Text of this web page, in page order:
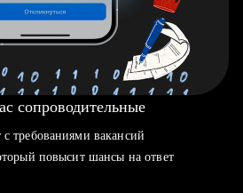
сопроводительные
требованиями вакансий
повысит шансы на ответ